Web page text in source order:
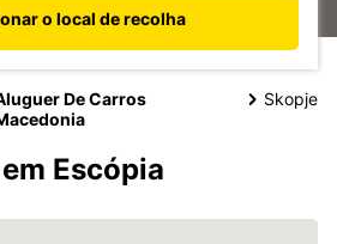
o local de recolha
De Carros
Skopje
Escópia